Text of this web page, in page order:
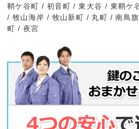
鞘ケ谷町 / 初音町 / 東大谷 / 東鞘ケ
/ 牧山海岸 / 牧山新町 / 丸町 / 南鳥
町 / 夜宮